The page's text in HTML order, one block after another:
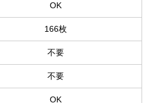
OK
166枚
不要
不要
OK